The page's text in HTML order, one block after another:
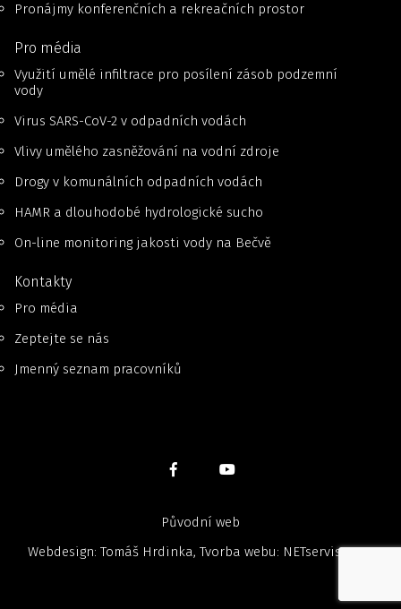
Pronájmy konferenčních a rekreačních prostor
Pro média
Využití umělé infiltrace pro posílení zásob podzemní
vody
Virus SARS-CoV-2 v odpadních vodách
Vlivy umělého zasněžování na vodní zdroje
Drogy v komunálních odpadních vodách
HAMR a dlouhodobé hydrologické sucho
On-line monitoring jakosti vody na Bečvě
Kontakty
Pro média
Zeptejte se nás
Jmenný seznam pracovníků
Původní web
Webdesign: Tomáš Hrdinka, Tvorba webu: NETservis, s.r.o.